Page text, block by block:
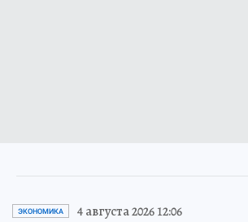
ЭКОНОМИКА 4 августа 2026 12:06